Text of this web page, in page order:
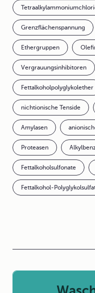
Grenzflächenspannung
Ethergruppen
Vergrauungsinhibitoren
Fettalkoholpolyglykolether
nichtionische Tenside
Amylasen
Proteasen
Fettalkoholsulfonate
Fettalkohol-